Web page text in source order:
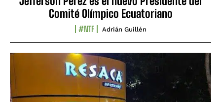
Comité Olímpico Ecuatoriano
#NTF Adrián Guillén